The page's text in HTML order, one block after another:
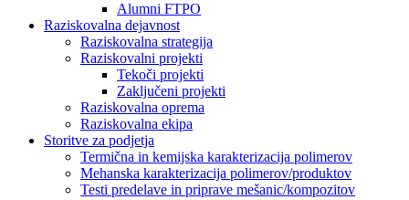
Alumni FTPO
Raziskovalna dejavnost
Raziskovalna strategija
Raziskovalni projekti
Tekoči projekti
Zaključeni projekti
Raziskovalna oprema
Raziskovalna ekipa
Storitve za podjetja
Termična in kemijska karakterizacija polimerov
Mehanska karakterizacija polimerov/produktov
Testi predelave in priprave mešanic/kompozitov